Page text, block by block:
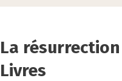
La
Livres